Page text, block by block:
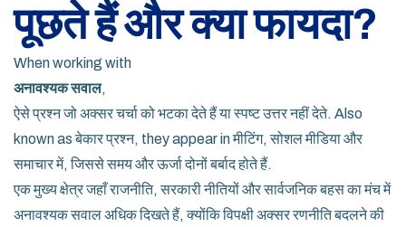
पूछते हैं और क्या फायदा?
When working with
अनावश्यक सवाल,
ऐसे प्रश्न जो अक्सर चर्चा को भटका देते हैं या स्पष्ट उत्तर नहीं देते. Also
known asबेकार प्रश्न, they appear in मीटिंग, सोशल मीडिया और
समाचार में, जिससे समय और ऊर्जा दोनों बर्बाद होते हैं.
एक मुख्य क्षेत्र जहाँराजनीति,सरकारी नीतियों और सार्वजनिक बहस का मंचमें
अनावश्यक सवाल अधिक दिखते हैं, क्योंकि विपक्षी अक्सर रणनीति बदलने की